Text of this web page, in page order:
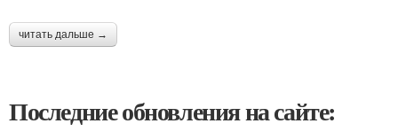
читать дальше →
Последние обновления на сайте: